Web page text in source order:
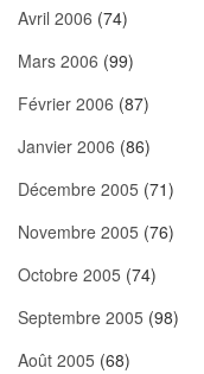
Avril 2006 (74)
Mars 2006 (99)
Février 2006 (87)
Janvier 2006 (86)
Décembre 2005 (71)
Novembre 2005 (76)
Octobre 2005 (74)
Septembre 2005 (98)
Août 2005 (68)